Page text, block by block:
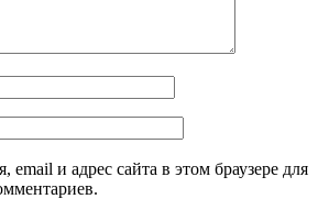
email и адрес сайта в этом браузере для